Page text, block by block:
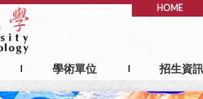
HOME
學術單位 招生資訊